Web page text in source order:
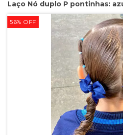
Laço Nó duplo P pontinhas:
56% OFF